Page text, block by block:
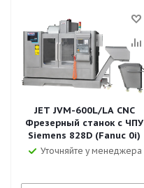
JET JVM-600L/LA CNC
Фрезерный станок с ЧПУ
Siemens 828D (Fanuc 0i)
Уточняйте у менеджера